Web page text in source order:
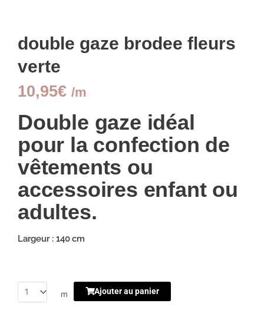
double gaze brodee fleurs
verte
10,95€ /m
Double gaze idéal
pour la confection de
vêtements ou
accessoires enfant ou
adultes.
Largeur : 140 cm
m Ajouter au panier